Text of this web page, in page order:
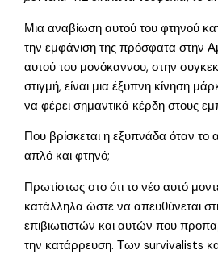
Μια αναβίωση αυτού του φτηνού
την εμφάνιση της πρόσφατα στην
αυτού του μονόκαννου, στην
στιγμή, είναι μια έξυπνη κίνηση
να φέρει σημαντικά κέρδη στους
Που βρίσκεται η εξυπνάδα όταν το
απλό και φτηνό;
Πρωτίστως στο ότι το νέο αυτό
κατάλληλα ώστε να απευθύνεται
επιβιωτιστών και αυτών που
την κατάρρευση. Των survivalists